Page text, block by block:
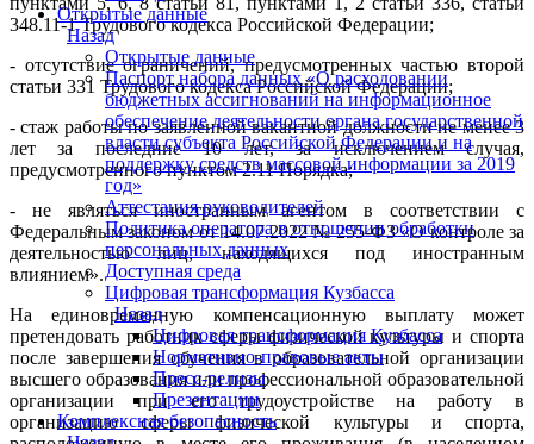
Открытые данные
Назад
Открытые данные
Паспорт набора данных «О расходовании
бюджетных ассигнований на информационное
обеспечение деятельности органа государственной
власти субъекта Российской Федерации и на
поддержку средств массовой информации за 2019
год»
Аттестация руководителей
Политика оператора в отношении обработки
персональных данных
Доступная среда
Цифровая трансформация Кузбасса
Назад
Цифровая трансформация Кузбасса
Нормативно-правовые акты
Пресс-релизы
Презентации
Комплексная безопасность
348.11-1 Трудового кодекса Российской Федерации;
- отсутствие ограничений, предусмотренных частью второй
статьи 331 Трудового кодекса Российской Федерации;
- стаж работы по заявленной вакантной должности не менее 3
лет за последние 10 лет, за исключением случая,
предусмотренного пунктом 2.11 Порядка;
- не являться иностранным агентом в соответствии с
Федеральным законом от 14.07.2022 № 255-ФЗ «О контроле за
деятельностью лиц, находящихся под иностранным
влиянием».
На единовременную компенсационную выплату может
претендовать работник сферы физической культуры и спорта
после завершения обучения в образовательной организации
высшего образования или профессиональной образовательной
организации при его трудоустройстве на работу в
организацию сферы физической культуры и спорта,